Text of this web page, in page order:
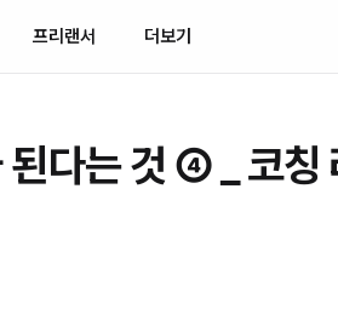
프리랜서 더보기
다는 것 ④ _ 코칭